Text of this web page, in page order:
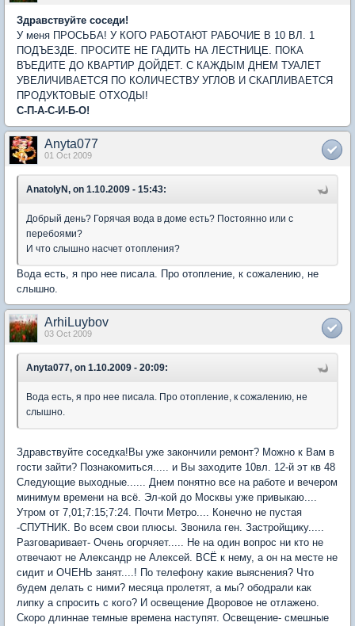
Здравствуйте соседи!
У меня ПРОСЬБА! У КОГО РАБОТАЮТ РАБОЧИЕ В 10 ВЛ. 1
ПОДЪЕЗДЕ. ПРОСИТЕ НЕ ГАДИТЬ НА ЛЕСТНИЦЕ. ПОКА
ВЪЕДИТЕ ДО КВАРТИР ДОЙДЕТ. С КАЖДЫМ ДНЕМ ТУАЛЕТ
УВЕЛИЧИВАЕТСЯ ПО КОЛИЧЕСТВУ УГЛОВ И СКАПЛИВАЕТСЯ
ПРОДУКТОВЫЕ ОТХОДЫ!
С-П-А-С-И-Б-О!
Anyta077
01 Oct 2009
AnatolyN, on 1.10.2009 - 15:43:
Добрый день? Горячая вода в доме есть? Постоянно или с
перебоями?
И что слышно насчет отопления?
Вода есть, я про нее писала. Про отопление, к сожалению, не
слышно.
ArhiLuybov
03 Oct 2009
Anyta077, on 1.10.2009 - 20:09:
Вода есть, я про нее писала. Про отопление, к сожалению, не
слышно.
Здравствуйте соседка!Вы уже закончили ремонт? Можно к Вам в
гости зайти? Познакомиться..... и Вы заходите 10вл. 12-й эт кв 48
Следующие выходные...... Днем понятно все на работе и вечером
минимум времени на всё. Эл-кой до Москвы уже привыкаю....
Утром от 7,01;7:15;7:24. Почти Метро.... Конечно не пустая
-СПУТНИК. Во всем свои плюсы. Звонила ген. Застройщику.....
Разговаривает- Очень огорчяет..... Не на один вопрос ни кто не
отвечают не Александр не Алексей. ВСЁ к нему, а он на месте не
сидит и ОЧЕНЬ занят....! По телефону какие выяснения? Что
будем делать с ними? месяца пролетят, а мы? ободрали как
липку а спросить с кого? И освещение Дворовое не отлажено.
Скоро длиннае темные времена наступят. Освещение- смешные